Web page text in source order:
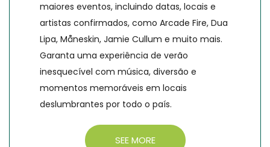
maiores eventos, incluindo datas, locais e
artistas confirmados, como Arcade Fire, Dua
Lipa, Måneskin, Jamie Cullum e muito mais.
Garanta uma experiência de verão
inesquecível com música, diversão e
momentos memoráveis em locais
deslumbrantes por todo o país.
SEE MORE